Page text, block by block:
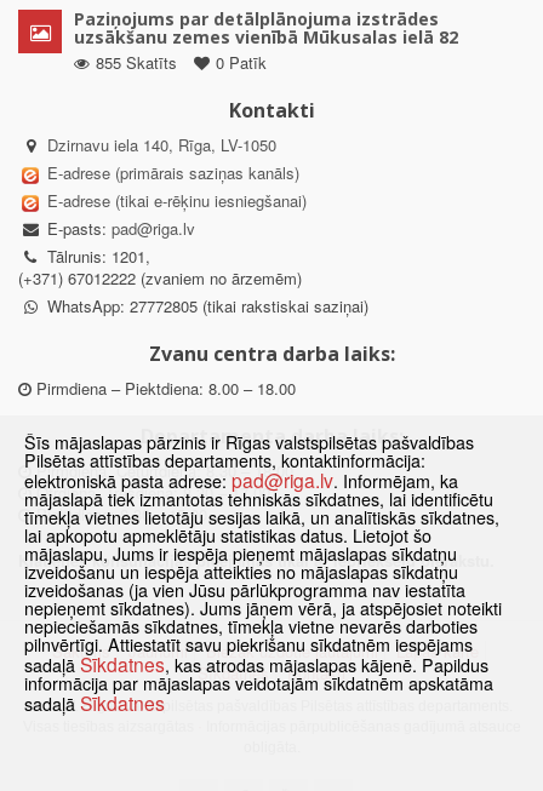
Paziņojums par detālplānojuma izstrādes
uzsākšanu zemes vienībā Mūkusalas ielā 82
855 Skatīts
0 Patīk
Kontakti
Dzirnavu iela 140, Rīga, LV-1050
E-adrese (primārais saziņas kanāls)
E-adrese (tikai e-rēķinu iesniegšanai)
E-pasts: pad@riga.lv
Tālrunis: 1201,
(+371) 67012222 (zvaniem no ārzemēm)
WhatsApp: 27772805 (tikai rakstiskai saziņai)
Zvanu centra darba laiks:
Pirmdiena – Piektdiena: 8.00 – 18.00
Departamenta darba laiks:
Pirmdiena, Ceturtdiena: 8.30 – 18.00
Otrdiena, Trešdiena: 8.30 – 17.00
Piektdiena: 8.30 – 15.00
Klātienes konsultācijas pieejamas tikai ar iepriekšēju pierakstu.
Sākums Jaunumi Biežāk uzdotie jautājumi
Lapas karte
Sīkdatnes
Kontakti
© 2021 Rīgas valstspilsētas pašvaldības Pilsētas attīstības departaments.
Šīs mājaslapas pārzinis ir Rīgas valstspilsētas pašvaldības
Pilsētas attīstības departaments, kontaktinformācija:
elektroniskā pasta adrese: pad@riga.lv. Informējam, ka
mājaslapā tiek izmantotas tehniskās sīkdatnes, lai identificētu
tīmekļa vietnes lietotāju sesijas laikā, un analītiskās sīkdatnes,
lai apkopotu apmeklētāju statistikas datus. Lietojot šo
mājaslapu, Jums ir iespēja pieņemt mājaslapas sīkdatņu
izveidošanu un iespēja atteikties no mājaslapas sīkdatņu
izveidošanas (ja vien Jūsu pārlūkprogramma nav iestatīta
nepieņemt sīkdatnes). Jums jāņem vērā, ja atspējosiet noteikti
nepieciešamās sīkdatnes, tīmekļa vietne nevarēs darboties
pilnvērtīgi. Attiestatīt savu piekrišanu sīkdatnēm iespējams
sadaļā Sīkdatnes, kas atrodas mājaslapas kājenē. Papildus
informācija par mājaslapas veidotajām sīkdatnēm apskatāma
sadaļā Sīkdatnes